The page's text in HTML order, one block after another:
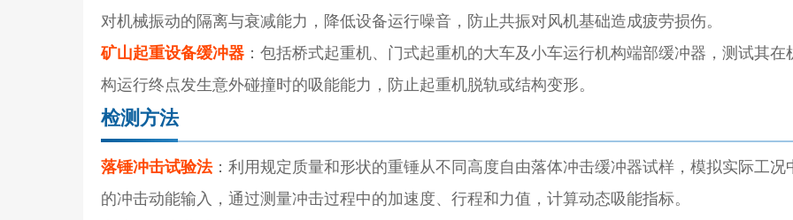
对机械振动的隔离与衰减能力，降低设备运行噪音，防止共振对风机基础造成疲劳损伤。
矿山起重设备缓冲器 ：包括桥式起重机、门式起重机的大车及小车运行机构端部缓冲器，测试其在
构运行终点发生意外碰撞时的吸能能力，防止起重机脱轨或结构变形。
检测方法
落锤冲击试验法：利用规定质量和形状的重锤从不同高度自由落体冲击缓冲器试样，模拟实际工况
的冲击动能输入，通过测量冲击过程中的加速度、行程和力值，计算动态吸能指标。